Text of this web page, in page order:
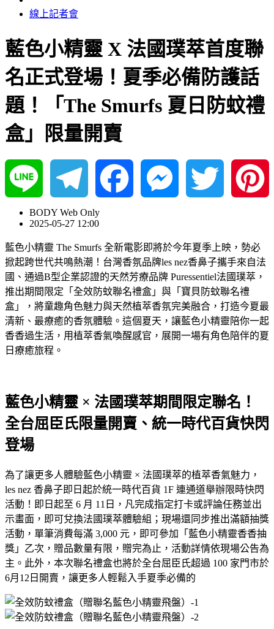
線上記者會
藍色小精靈 X 法國璞萃首度聯
名正式登場！夏季必備防護話
題！「The Smurfs 夏日防蚊禮
盒」限量開賣
Line Telegram Facebook Messenger Twitter
Pinterest
BODY Web Only
2025-05-27 12:00
藍色小精靈 The Smurfs 全新電影即將於今年夏季上映，勢必
掀起跨世代共鳴熱潮！台灣香氛品牌les nez香鼻子攜手來自法
國、通過B型企業認證的天然芳療品牌 Puressentiel法國璞萃，
推出期間限定「全效防蚊聯名禮盒」與「寶貝防蚊聯名禮
盒」，將童趣角色魅力與天然植萃香氛完美融合，打造今夏最
清新、最療癒的香氛體驗。這個夏天，讓藍色小精靈陪你一起
香香過生活，用植萃香氣喚醒感官，展開一場有角色陪伴的夏
日療癒旅程。
藍色小精靈 × 法國璞萃期間限定聯名！
全台屈臣氏限量開賣、 統一時代百貨快閃
登場
為了讓更多人體驗藍色小精靈 × 法國璞萃的植萃香氣魅力，
les nez 香鼻子即日起於統一時代百貨 1F 連通道舉辦限時快閃
活動！即日起至 6 月 11 日，凡完成指定打卡或評論任務並出
示畫面， 即可兌換法國璞萃體驗組；現場還同步推出滿額抽獎
活動， 單筆消費每滿 3,000 元，即可參加「藍色小精靈香香抽
獎」乙次，贈品數量有限， 贈完為止，活動詳情依現場公告為
主。此外， 本次聯名禮盒也將於全台屈臣氏超過 100 家門市於
6月 12 日開賣， 讓更多人輕鬆入手夏季必備的